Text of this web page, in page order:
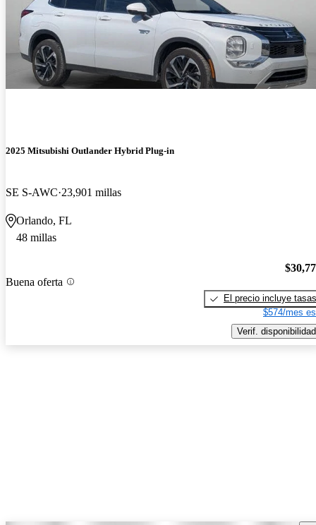
2025 Mitsubishi Outlander Hybrid Plug-in
SE S-AWC 23,901 millas
Orlando, FL
48 millas
Buena oferta
El precio incluye tasas
$574/mes
Verif. disponibilidad